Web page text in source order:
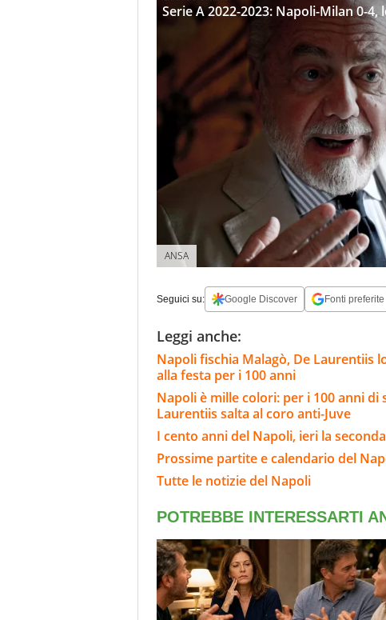
Serie A 2022-2023: Napoli-Milan 0-4,
ANSA
Seguici su: Google Discover Fonti preferite
Leggi anche:
Napoli fischia Malagò, De Laurentiis
alla festa per i 100 anni
Napoli è mille colori: per i 100 anni
Laurentiis salta al coro anti-Juve
I cento anni del Napoli, ieri la
Prossime partite e calendario del
Tutte le notizie del Napoli